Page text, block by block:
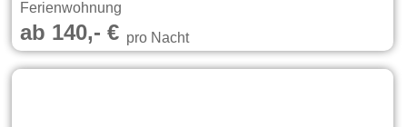
Ferienwohnung
ab 140,- €pro Nacht